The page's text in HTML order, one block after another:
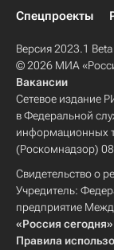
Спецпроекты
Версия 2023.1 Beta
© 2026 МИА
Вакансии
Сетевое издание
в Федеральной
информационных
(Роскомнадзор)
Свидетельство о
Учредитель:
предприятие
«Россия сегодня»
Правила